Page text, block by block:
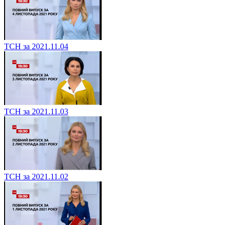
ТСН за 2021.11.04
ТСН за 2021.11.03
ТСН за 2021.11.02